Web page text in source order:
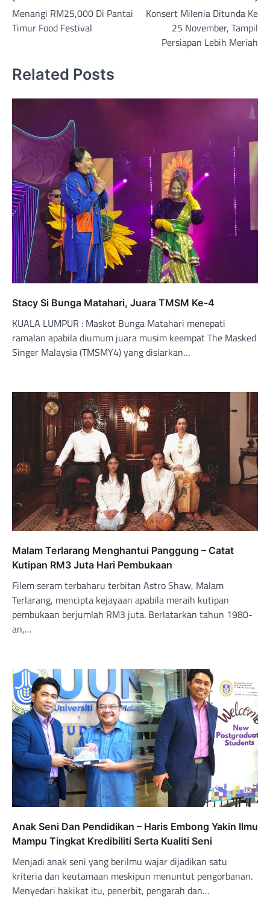
navigation
Menangi RM25,000 Di Pantai
Timur Food Festival
Konsert Milenia Ditunda Ke
25 November, Tampil
Persiapan Lebih Meriah
Related Posts
Stacy Si Bunga Matahari, Juara TMSM Ke-4
KUALA LUMPUR : Maskot Bunga Matahari menepati
ramalan apabila diumum juara musim keempat The Masked
Singer Malaysia (TMSMY4) yang disiarkan…
Malam Terlarang Menghantui Panggung – Catat
Kutipan RM3 Juta Hari Pembukaan
Filem seram terbaharu terbitan Astro Shaw, Malam
Terlarang, mencipta kejayaan apabila meraih kutipan
pembukaan berjumlah RM3 juta. Berlatarkan tahun 1980-
an,…
Anak Seni Dan Pendidikan – Haris Embong Yakin Ilmu
Mampu Tingkat Kredibiliti Serta Kualiti Seni
Menjadi anak seni yang berilmu wajar dijadikan satu
kriteria dan keutamaan meskipun menuntut pengorbanan.
Menyedari hakikat itu, penerbit, pengarah dan…